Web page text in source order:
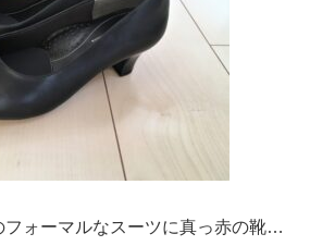
フォーマルなスーツに真っ赤の靴…